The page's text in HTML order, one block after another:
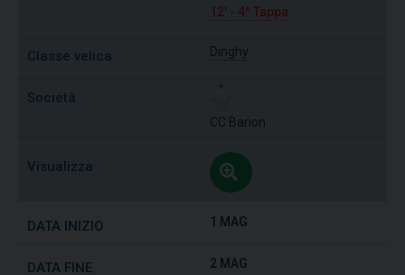
12' - 4^ Tappa
Dinghy
CC Barion
1 MAG
2 MAG